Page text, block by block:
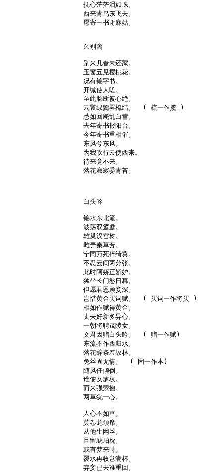
抚心茫茫泪如珠。
西来青鸟东飞去。
愿寄一书谢麻姑。
久别离
别来几春未还家。
玉窗五见樱桃花。
况有锦字书。
开缄使人嗟。
至此肠断彼心绝。
云鬟绿鬓罢梳结。  ( 梳一作揽 )
愁如回飚乱白雪。
去年寄书报阳台。
今年寄书重相催。
东风兮东风。
为我吹行云使西来。
待来竟不来。
落花寂寂委青苔。
白头吟
锦水东北流。
波荡双鸳鸯。
雄巢汉宫树。
雌弄秦草芳。
宁同万死碎绮翼。
不忍云间两分张。
此时阿娇正娇妒。
独坐长门愁日暮。
但愿君恩顾妾深。
岂惜黄金买词赋。  ( 买词一作将买 )
相如作赋得黄金。
丈夫好新多异心。
一朝将聘茂陵女。
文君因赠白头吟。  ( 赠一作赋)
东流不作西归水。
落花辞条羞故林。
兔丝固无情。  ( 固一作本)
随风任倾倒。
谁使女萝枝。
而来强萦抱。
两草犹一心。
人心不如草。
莫卷龙须席。
从他生网丝。
且留琥珀枕。
或有梦来时。
覆水再收岂满杯。
弃妾已去难重回。